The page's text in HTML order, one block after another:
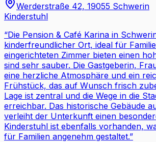
Werderstraße 42, 19055 Schwerin
Kinderstuhl
“Die Pension & Café Karina in
kinderfreundlicher Ort, ideal für
eingerichteten Zimmer bieten einen
sind sehr sauber. Die Gastgeberin,
eine herzliche Atmosphäre und ein
Frühstück, das auf Wunsch frisch
Lage ist zentral und die Wege in die
erreichbar. Das historische Gebäude
verleiht der Unterkunft einen
Kinderstuhl ist ebenfalls vorhanden,
für Familien angenehm gestaltet.”